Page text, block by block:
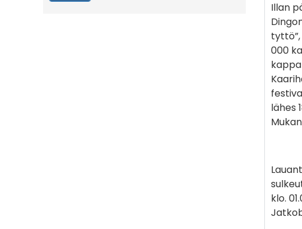
Illan
tyttö”,
000
lähes
klo.